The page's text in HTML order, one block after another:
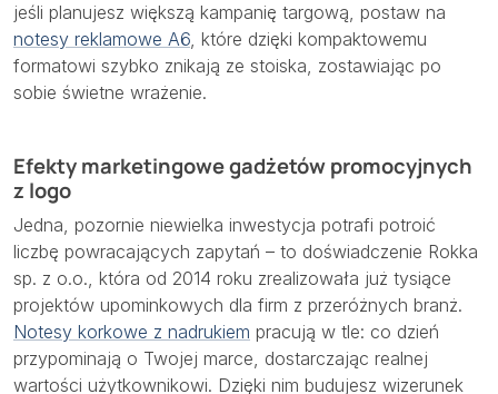
jeśli planujesz większą kampanię targową, postaw na
notesy reklamowe A6, które dzięki kompaktowemu
formatowi szybko znikają ze stoiska, zostawiając po
sobie świetne wrażenie.
Efekty marketingowe gadżetów promocyjnych
z logo
Jedna, pozornie niewielka inwestycja potrafi potroić
liczbę powracających zapytań – to doświadczenie Rokka
sp. z o.o., która od 2014 roku zrealizowała już tysiące
projektów upominkowych dla firm z przeróżnych branż.
Notesy korkowe z nadrukiem pracują w tle: co dzień
przypominają o Twojej marce, dostarczając realnej
wartości użytkownikowi. Dzięki nim budujesz wizerunek